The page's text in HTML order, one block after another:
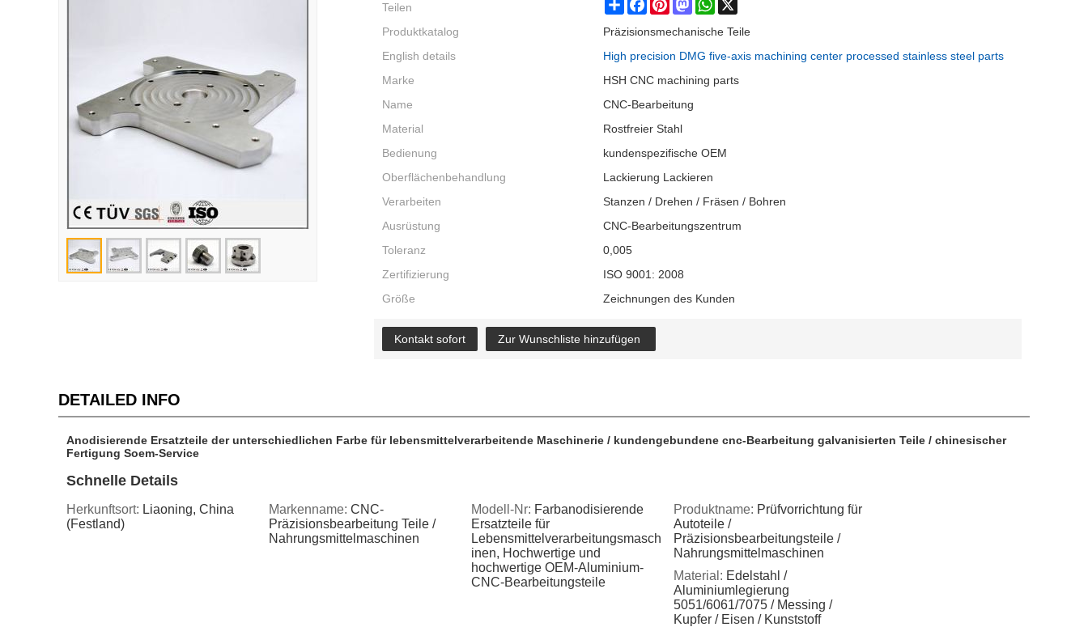
Teilen ShareFacebookPinterestMastodonWhatsApp
Produktkatalog
Präzisionsmechanische Teile
English details
High precision DMG five-axis machining center processed stainless steel parts
Marke
HSH CNC machining parts
Name
CNC-Bearbeitung
Material
Rostfreier Stahl
Bedienung
kundenspezifische OEM
Oberflächenbehandlung
Lackierung Lackieren
Verarbeiten
Stanzen / Drehen / Fräsen / Bohren
Ausrüstung
CNC-Bearbeitungszentrum
Toleranz
0,005
Zertifizierung
ISO 9001: 2008
Größe
Zeichnungen des Kunden
Kontakt sofort Zur Wunschliste hinzufügen
DETAILED INFO
Anodisierende Ersatzteile der unterschiedlichen Farbe für lebensmittelverarbeitende Maschinerie / kundengebundene cnc-Bearbeitung galvanisierten Teile / chinesischer
Fertigung Soem-Service
Schnelle Details
Herkunftsort: Liaoning, China
(Festland)
Markenname: CNC-
Präzisionsbearbeitung Teile /
Nahrungsmittelmaschinen
Modell-Nr: Farbanodisierende
Ersatzteile für
Lebensmittelverarbeitungsmasch
inen, Hochwertige und
hochwertige OEM-Aluminium-
CNC-Bearbeitungsteile
Produktname: Prüfvorrichtung für
Autoteile /
Präzisionsbearbeitungsteile /
Nahrungsmittelmaschinen
Material: Edelstahl /
Aluminiumlegierung
5051/6061/7075 / Messing /
Kupfer / Eisen / Kunststoff